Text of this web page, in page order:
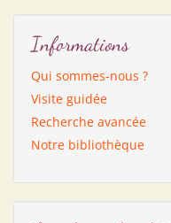
Informations
Qui sommes-nous ?
Visite guidée
Recherche avancée
Notre bibliothèque